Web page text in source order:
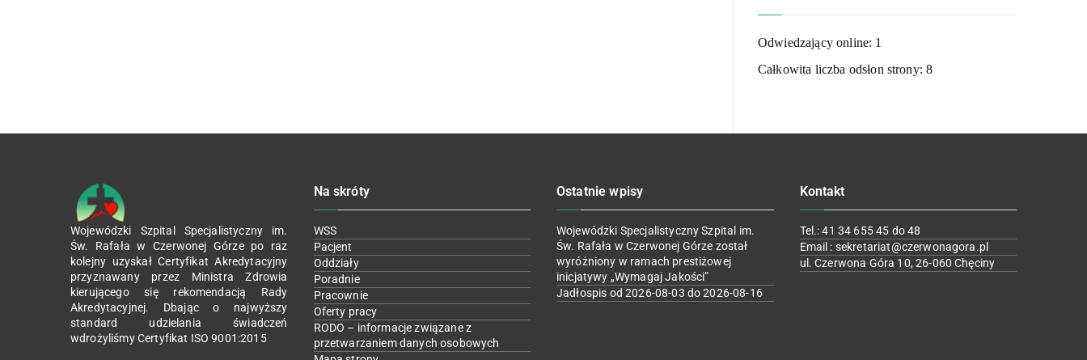
Odwiedzający online: 1
Całkowita liczba odsłon strony:8
Wojewódzki Szpital Specjalistyczny im.
Św. Rafała w Czerwonej Górze po raz
kolejny uzyskał Certyfikat Akredytacyjny
przyznawany przez Ministra Zdrowia
kierującego się rekomendacją Rady
Akredytacyjnej. Dbając o najwyższy
standard udzielania świadczeń
wdrożyliśmy Certyfikat ISO 9001:2015
Na skróty
WSS
Pacjent
Oddziały
Poradnie
Pracownie
Oferty pracy
RODO – informacje związane z
przetwarzaniem danych osobowych
Ostatnie wpisy
Wojewódzki Specjalistyczny Szpital im.
Św. Rafała w Czerwonej Górze został
wyróżniony w ramach prestiżowej
inicjatywy „Wymagaj Jakości”
Jadłospis od 2026-08-03 do 2026-08-16
Kontakt
Tel.: 41 34 655 45 do 48
Email : sekretariat@czerwonagora.pl
ul. Czerwona Góra 10, 26-060 Chęciny